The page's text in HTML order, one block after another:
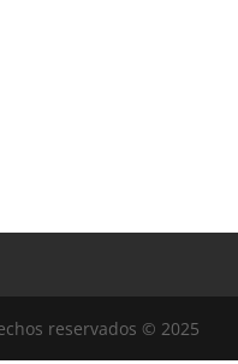
reservados © 2025